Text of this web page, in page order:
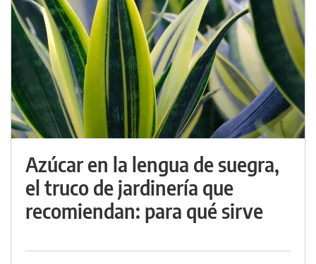
Azúcar en la lengua de suegra,
el truco de jardinería que
recomiendan: para qué sirve